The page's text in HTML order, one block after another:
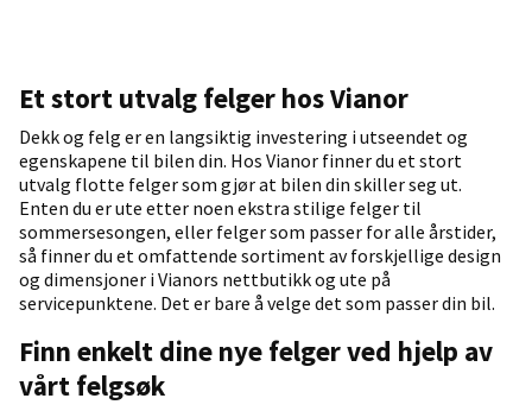
Et stort utvalg felger hos Vianor
Dekk og felg er en langsiktig investering i utseendet og
egenskapene til bilen din. Hos Vianor finner du et stort
utvalg flotte felger som gjør at bilen din skiller seg ut.
Enten du er ute etter noen ekstra stilige felger til
sommersesongen, eller felger som passer for alle årstider,
så finner du et omfattende sortiment av forskjellige design
og dimensjoner i Vianors nettbutikk og ute på
servicepunktene. Det er bare å velge det som passer din bil.
Finn enkelt dine nye felger ved hjelp av
vårt felgsøk